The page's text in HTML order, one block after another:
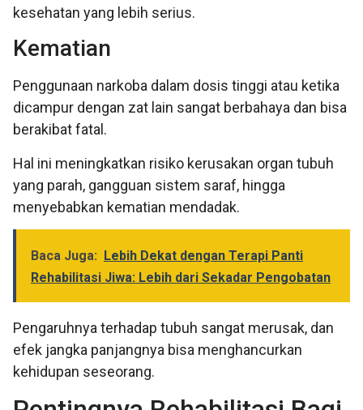
kesehatan yang lebih serius.
Kematian
Penggunaan narkoba dalam dosis tinggi atau ketika
dicampur dengan zat lain sangat berbahaya dan bisa
berakibat fatal.
Hal ini meningkatkan risiko kerusakan organ tubuh
yang parah, gangguan sistem saraf, hingga
menyebabkan kematian mendadak.
Baca Juga: Lebih Dekat dengan Terapi Panti
Rehabilitasi Jiwa: Lebih dari Sekadar Pengobatan
Pengaruhnya terhadap tubuh sangat merusak, dan
efek jangka panjangnya bisa menghancurkan
kehidupan seseorang.